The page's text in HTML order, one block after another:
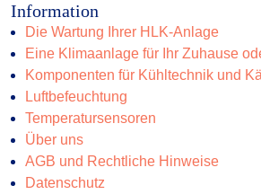
Information
Die Wartung Ihrer HLK-Anlage
Eine Klimaanlage für Ihr Zuhause
Komponenten für Kühltechnik und
Luftbefeuchtung
Temperatursensoren
Über uns
AGB und Rechtliche Hinweise
Datenschutz